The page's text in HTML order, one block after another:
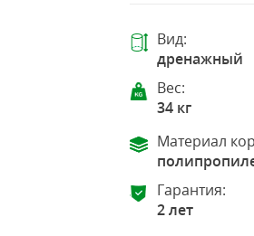
Вид:
дренажный
Вес:
34 кг
Материал
Гарантия:
2 лет